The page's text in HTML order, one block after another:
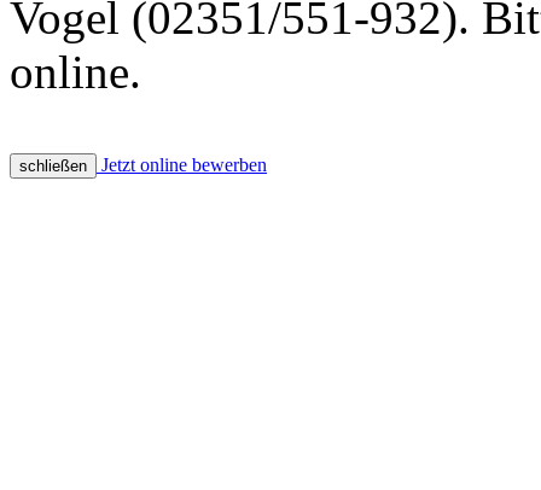
Vogel (02351/551-932).
online.
schließen Jetzt online bewerben